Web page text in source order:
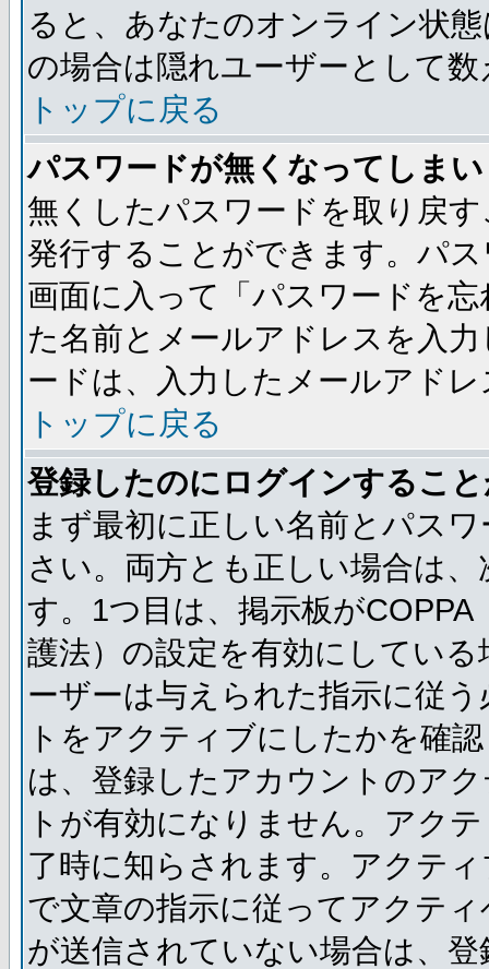
ると、あなたのオンライン状
の場合は隠れユーザーとして
トップに戻る
パスワードが無くなってしま
無くしたパスワードを取り戻
発行することができます。パ
画面に入って「パスワードを
た名前とメールアドレスを入
ードは、入力したメールアド
トップに戻る
登録したのにログインするこ
まず最初に正しい名前とパス
さい。両方とも正しい場合は
す。1つ目は、掲示板が
護法）の設定を有効にしてい
ーザーは与えられた指示に従
トをアクティブにしたかを確
は、登録したアカウントのア
トが有効になりません。アク
了時に知らされます。アクテ
で文章の指示に従ってアクテ
が送信されていない場合は、